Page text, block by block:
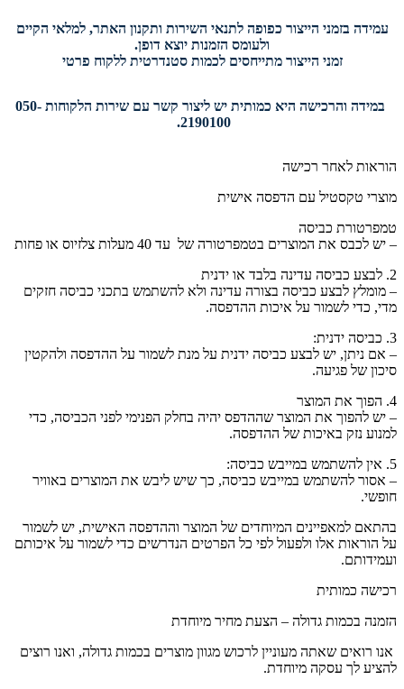
עמידה בזמני הייצור כפופה לתנאי השירות ותקנון האתר, למלאי הקיים
ולעומס הזמנות יוצא דופן.
זמני הייצור מתייחסים לכמות סטנדרטית ללקוח פרטי
במידה והרכישה היא כמותית יש ליצור קשר עם שירות הלקוחות 050-
2190100.
הוראות לאחר רכישה
מוצרי טקסטיל עם הדפסה אישית
טמפרטורת כביסה
– יש לכבס את המוצרים בטמפרטורה של עד 40 מעלות צלזיוס או פחות
2. לבצע כביסה עדינה בלבד או ידנית
– מומלץ לבצע כביסה בצורה עדינה ולא להשתמש בתכני כביסה חזקים
מדי, כדי לשמור על איכות ההדפסה.
3. כביסה ידנית:
– אם ניתן, יש לבצע כביסה ידנית על מנת לשמור על ההדפסה ולהקטין
סיכון של פגיעה.
4. הפוך את המוצר
– יש להפוך את המוצר שההדפס יהיה בחלק הפנימי לפני הכביסה, כדי
למנוע נזק באיכות של ההדפסה.
5. אין להשתמש במייבש כביסה:
– אסור להשתמש במייבש כביסה, כך שיש ליבש את המוצרים באוויר
חופשי.
בהתאם למאפיינים המיוחדים של המוצר וההדפסה האישית, יש לשמור
על הוראות אלו ולפעול לפי כל הפרטים הנדרשים כדי לשמור על איכותם
ועמידותם.
רכישה כמותית
הזמנה בכמות גדולה – הצעת מחיר מיוחדת
אנו רואים שאתה מעוניין לרכוש מגוון מוצרים בכמות גדולה, ואנו רוצים
להציע לך עסקה מיוחדת.